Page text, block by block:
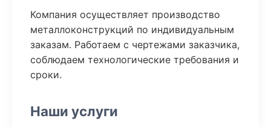
Компания осуществляет производство
металлоконструкций по индивидуальным
заказам. Работаем с чертежами заказчика,
соблюдаем технологические требования и
сроки.
Наши услуги